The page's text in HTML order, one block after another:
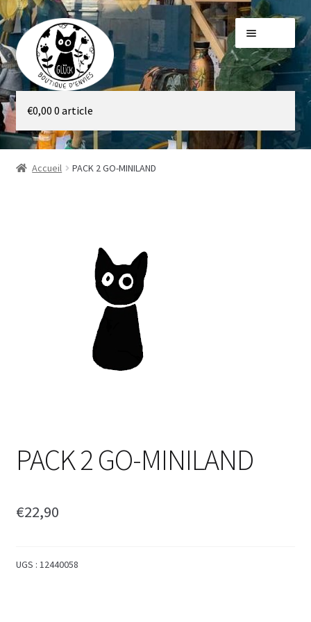
Aller
à
la
navigation
Aller
au
contenu
Galerie
Boutique
€0,00 0 article
Accueil PACK 2 GO-MINILAND
PACK 2 GO-MINILAND
€22,90
UGS : 12440058